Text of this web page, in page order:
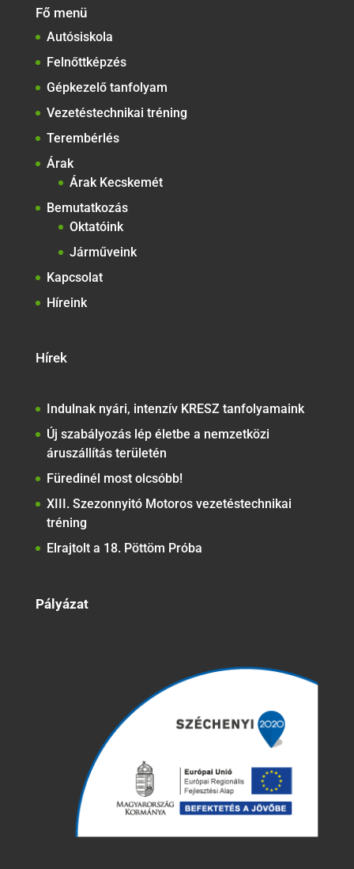
Fő menü
Autósiskola
Felnőttképzés
Gépkezelő tanfolyam
Vezetéstechnikai tréning
Terembérlés
Árak
Árak Kecskemét
Bemutatkozás
Oktatóink
Járműveink
Kapcsolat
Híreink
Hírek
Indulnak nyári, intenzív KRESZ tanfolyamaink
Új szabályozás lép életbe a nemzetközi
áruszállítás területén
Füredinél most olcsóbb!
XIII. Szezonnyitó Motoros vezetéstechnikai
tréning
Elrajtolt a 18. Pöttöm Próba
Pályázat